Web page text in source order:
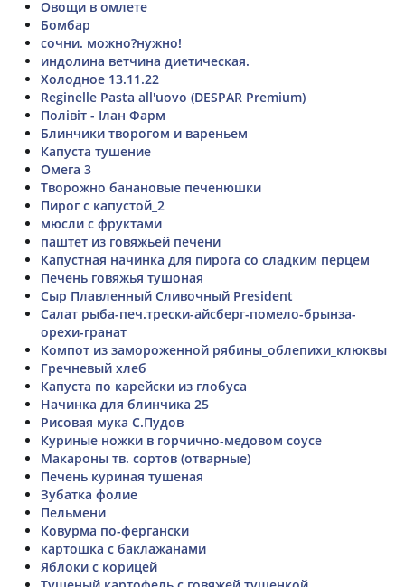
Овощи в омлете
Бомбар
сочни. можно?нужно!
индолина ветчина диетическая.
Холодное 13.11.22
Reginelle Pasta all'uovo (DESPAR Premium)
Полівіт - Ілан Фарм
Блинчики творогом и вареньем
Капуста тушение
Омега 3
Творожно банановые печенюшки
Пирог с капустой_2
мюсли с фруктами
паштет из говяжьей печени
Капустная начинка для пирога со сладким перцем
Печень говяжья тушоная
Сыр Плавленный Сливочный President
Салат рыба-печ.трески-айсберг-помело-брынза-
орехи-гранат
Компот из замороженной рябины_облепихи_клюквы
Гречневый хлеб
Капуста по карейски из глобуса
Начинка для блинчика 25
Рисовая мука С.Пудов
Куриные ножки в горчично-медовом соусе
Макароны тв. сортов (отварные)
Печень куриная тушеная
Зубатка фолие
Пельмени
Ковурма по-фергански
картошка с баклажанами
Яблоки с корицей